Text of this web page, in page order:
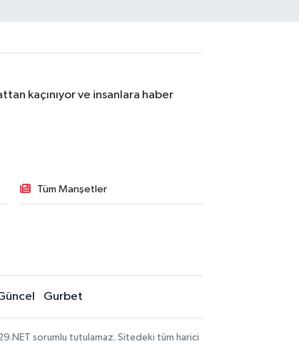
kaçınıyor ve insanlara haber
Tüm Manşetler
Gurbet
sorumlu tutulamaz. Sitedeki tüm harici